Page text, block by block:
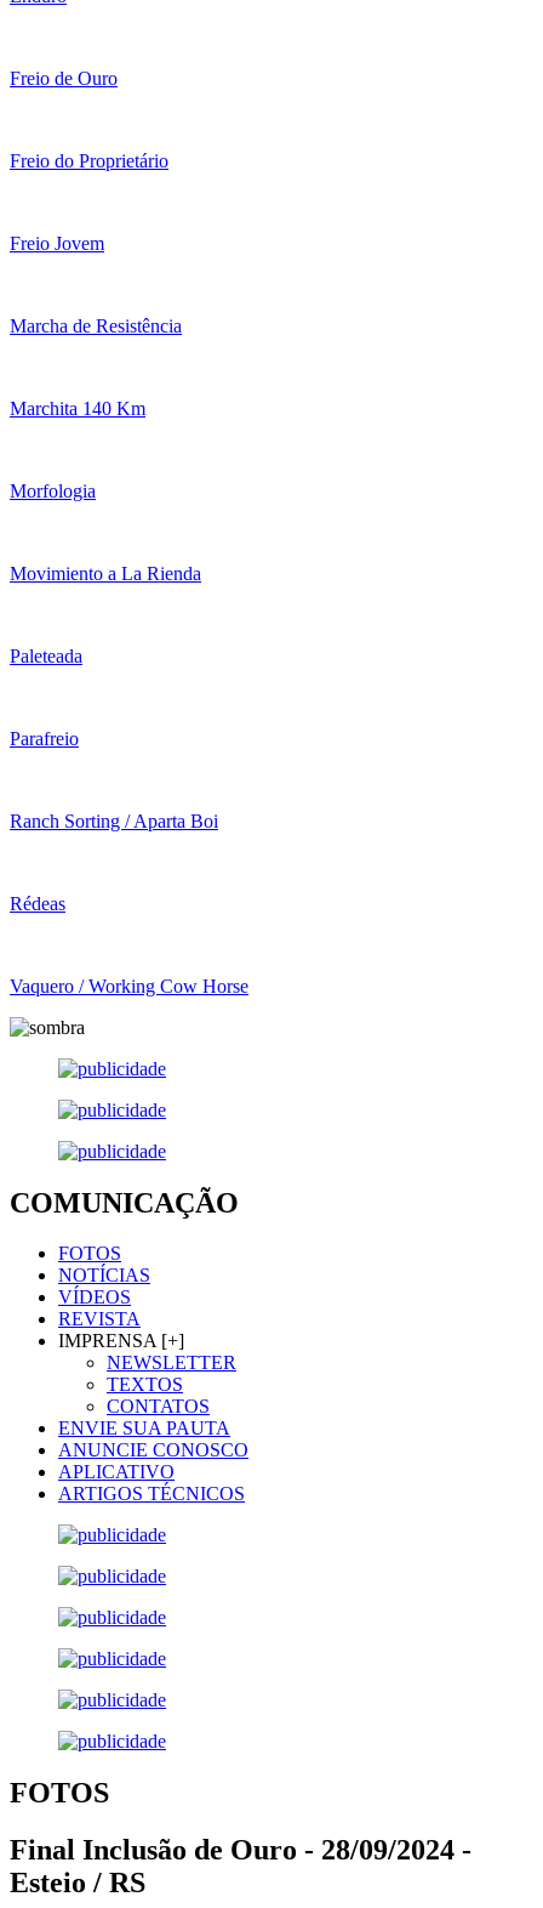
Freio de Ouro
Freio do Proprietário
Freio Jovem
Marcha de Resistência
Marchita 140 Km
Morfologia
Movimiento a La Rienda
Paleteada
Parafreio
Ranch Sorting / Aparta Boi
Rédeas
Vaquero / Working Cow Horse
COMUNICAÇÃO
FOTOS
NOTÍCIAS
VÍDEOS
REVISTA
IMPRENSA [+]
NEWSLETTER
TEXTOS
CONTATOS
ENVIE SUA PAUTA
ANUNCIE CONOSCO
APLICATIVO
ARTIGOS TÉCNICOS
FOTOS
Final Inclusão de Ouro - 28/09/2024 -
Esteio / RS